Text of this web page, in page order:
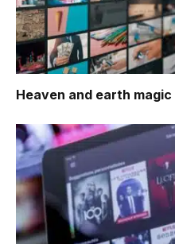
Heaven and earth magic